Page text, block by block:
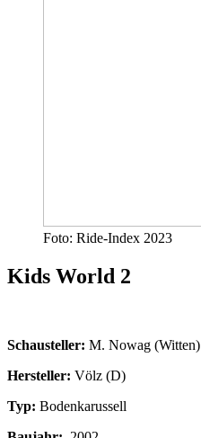
Foto: Ride-Index 2023
Kids World 2
Schausteller: M. Nowag (Witten)
Hersteller: Völz (D)
Typ: Bodenkarussell